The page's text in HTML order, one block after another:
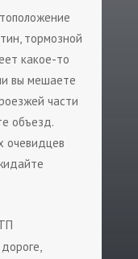
тормозной
какое-то
вы мешаете
части
объезд.
очевидцев